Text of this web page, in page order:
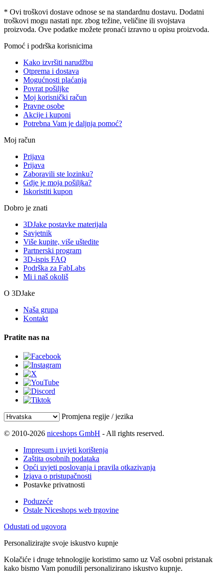
* Ovi troškovi dostave odnose se na standardnu ​​dostavu. Dodatni
troškovi mogu nastati npr. zbog težine, veličine ili svojstava
proizvoda. Ove podatke možete pronaći izravno u opisu proizvoda.
Pomoć i podrška korisnicima
Kako izvršiti narudžbu
Otprema i dostava
Mogućnosti plaćanja
Povrat pošiljke
Moj korisnički račun
Pravne osobe
Akcije i kuponi
Potrebna Vam je daljnja pomoć?
Moj račun
Prijava
Prijava
Zaboravili ste lozinku?
Gdje je moja pošiljka?
Iskoristiti kupon
Dobro je znati
3DJake postavke materijala
Savjetnik
Više kupite, više uštedite
Partnerski program
3D-ispis FAQ
Podrška za FabLabs
Mi i naš okoliš
O 3DJake
Naša grupa
Kontakt
Pratite nas na
Promjena regije / jezika
© 2010-2026 niceshops GmbH - All rights reserved.
Impresum i uvjeti korištenja
Zaštita osobnih podataka
Opći uvjeti poslovanja i pravila otkazivanja
Izjava o pristupačnosti
Postavke privatnosti
Poduzeće
Ostale Niceshops web trgovine
Odustati od ugovora
Personalizirajte svoje iskustvo kupnje
Kolačiće i druge tehnologije koristimo samo uz Vaš osobni pristanak
kako bismo Vam ponudili personalizirano iskustvo kupnje.